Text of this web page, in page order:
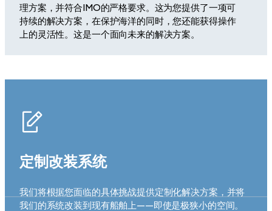
理方案，并符合IMO的严格要求。这为您提供了一项可
持续的解决方案，在保护海洋的同时，您还能获得操作
上的灵活性。这是一个面向未来的解决方案。
定制改装系统
我们将根据您面临的具体挑战提供定制化解决方案，并将
我们的系统改装到现有船舶上——即使是极狭小的空间。